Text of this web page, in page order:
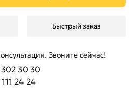
Быстрый заказ
Звоните сейчас!
30 30
24 24